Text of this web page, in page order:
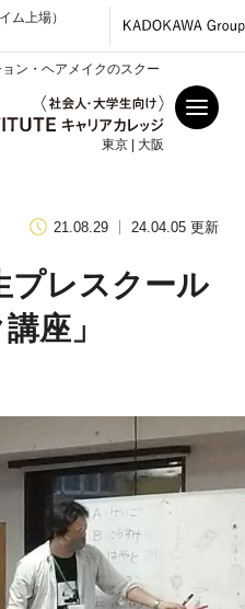
ム上場）
ン・ヘアメイクのスクー
東京 | 大阪
21.08.29 24.04.05 更新
プレスクール
座」